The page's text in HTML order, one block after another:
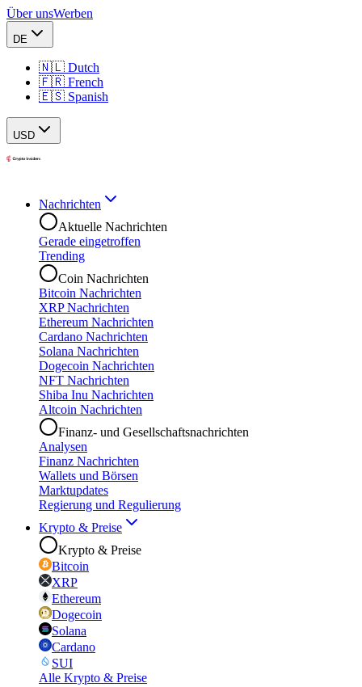
Über unsWerben
DE
🇳🇱 Dutch
🇫🇷 French
🇪🇸 Spanish
USD
Nachrichten
Aktuelle Nachrichten
Gerade eingetroffen
Trending
Coin Nachrichten
Bitcoin Nachrichten
XRP Nachrichten
Ethereum Nachrichten
Cardano Nachrichten
Solana Nachrichten
Dogecoin Nachrichten
NFT Nachrichten
Shiba Inu Nachrichten
Altcoin Nachrichten
Finanz- und Gesellschaftsnachrichten
Analysen
Finanz Nachrichten
Wallets und Börsen
Marktupdates
Regierung und Regulierung
Krypto & Preise
Krypto & Preise
Bitcoin
XRP
Ethereum
Dogecoin
Solana
Cardano
SUI
Alle Krypto & Preise